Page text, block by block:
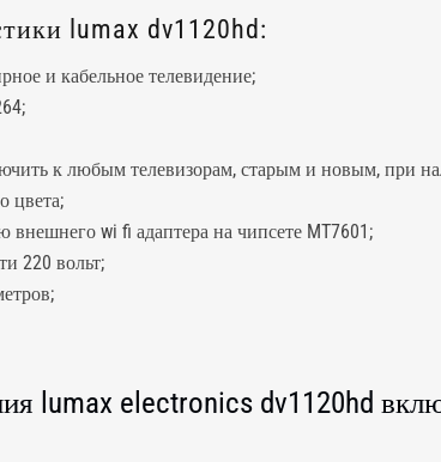
lumax dv1120hd:
и кабельное телевидение;
к любым телевизорам, старым и новым, при
цвета;
wi fi адаптера на чипсете MT7601;
220 вольт;
lumax electronics dv1120hd